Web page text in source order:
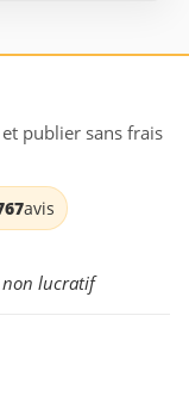
publier sans frais
avis
non lucratif